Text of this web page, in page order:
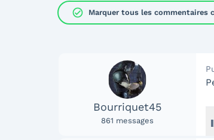
check_circle Marquer tous les commentaires
Bourriquet45
861 messages